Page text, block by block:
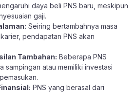
daya beli PNS baru, meskipun
gaji.
Seiring bertambahnya masa
pendapatan PNS akan
Tambahan: Beberapa PNS
sampingan atau memiliki investasi
PNS yang berasal dari